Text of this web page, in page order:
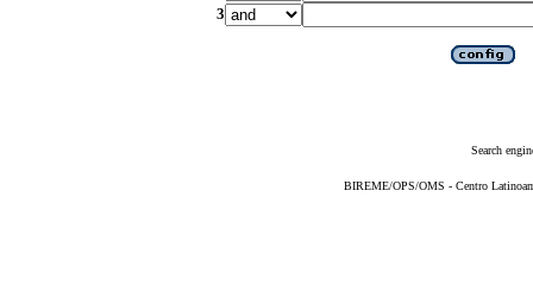
3
Search
BIREME/OPS/OMS - Centro